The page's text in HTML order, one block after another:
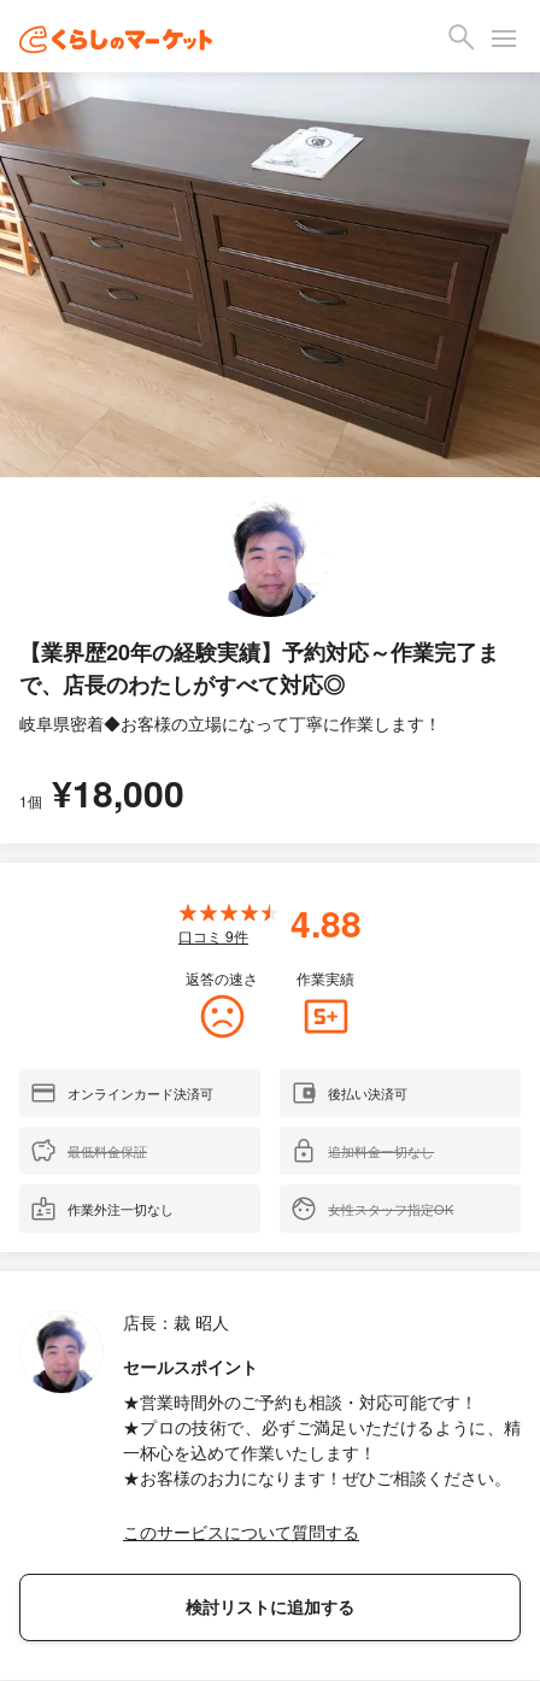
【業界歴20年の経験実績】予約対応～作業完了ま
で、店長のわたしがすべて対応◎
岐阜県密着◆お客様の立場になって丁寧に作業します！
1個 ¥18,000
口コミ 9件 4.88
返答の速さ 作業実績
オンラインカード決済可 後払い決済可
最低料金保証 追加料金一切なし
作業外注一切なし 女性スタッフ指定OK
店長：裁 昭人
セールスポイント
★営業時間外のご予約も相談・対応可能です！
★プロの技術で、必ずご満足いただけるように、精
一杯心を込めて作業いたします！
★お客様のお力になります！ぜひご相談ください。
このサービスについて質問する
検討リストに追加する